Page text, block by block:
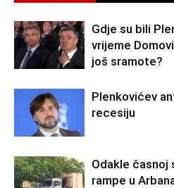
Gdje su bili
vrijeme
još sramote?
Plenkovićev
recesiju
Odakle
rampe u